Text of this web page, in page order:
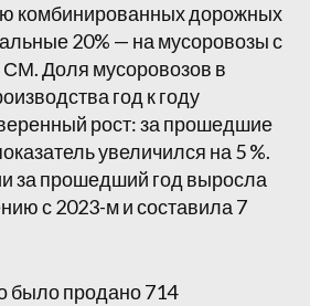
комбинированных дорожных
20% — на мусоровозы с
СМ. Доля мусоровозов в
год к году
рост: за прошедшие
увеличился на 5 %.
за прошедший год выросла
с 2023-м и составила 7
было продано 714